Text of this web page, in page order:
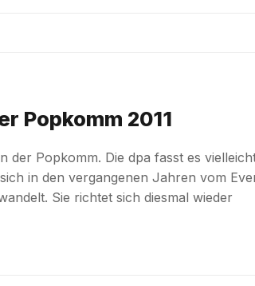
Popkomm 2011
der Popkomm. Die dpa fasst es
in den vergangenen Jahren vom
Sie richtet sich diesmal wieder